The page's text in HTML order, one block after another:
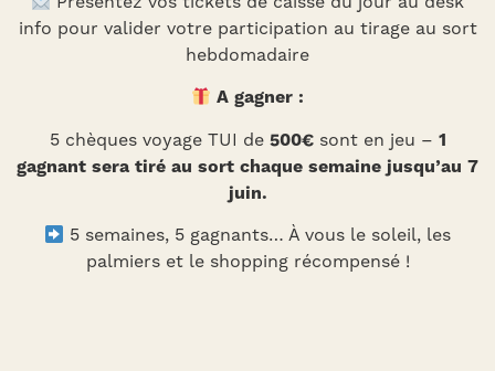
info pour valider votre participation au tirage au sort
hebdomadaire
A gagner :
5 chèques voyage TUI de 500€sont en jeu – 1
gagnant sera tiré au sort chaque semaine jusqu’au 7
juin.
5 semaines, 5 gagnants… À vous le soleil, les
palmiers et le shopping récompensé !